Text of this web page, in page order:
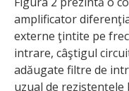
amplificator
externe ţintite pe
intrare, câştigul
adăugate filtre de
uzual de